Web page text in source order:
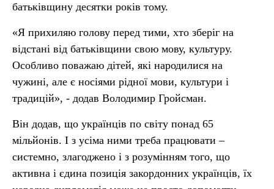
батьківщину десятки років тому.
«Я прихиляю голову перед тими, хто зберіг на
відстані від батьківщини свою мову, культуру.
Особливо поважаю дітей, які народилися на
чужині, але є носіями рідної мови, культури і
традицій», - додав Володимир Гройсман.
Він додав, що українців по світу понад 65
мільйонів. І з усіма ними треба працювати –
системно, злагоджено і з розумінням того, що
активна і єдина позиція закордонних українців, їх